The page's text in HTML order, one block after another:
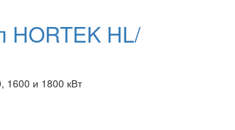
HORTEK HL/
1600 и 1800 кВт